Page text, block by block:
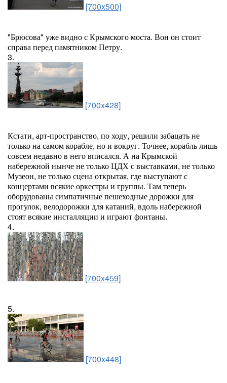
[700x500]
"Брюсова" уже видно с Крымского моста. Вон он стоит
справа перед памятником Петру.
3.
[700x428]
Кстати, арт-пространство, по ходу, решили забацать не
только на самом корабле, но и вокруг. Точнее, корабль лишь
совсем недавно в него вписался. А на Крымской
набережной нынче не только ЦДХ с выставками, не только
Музеон, не только сцена открытая, где выступают с
концертами всякие оркестры и группы. Там теперь
оборудованы симпатичные пешеходные дорожки для
прогулок, велодорожки для катаний, вдоль набережной
стоят всякие инсталляции и играют фонтаны.
4.
[700x459]
5.
[700x448]